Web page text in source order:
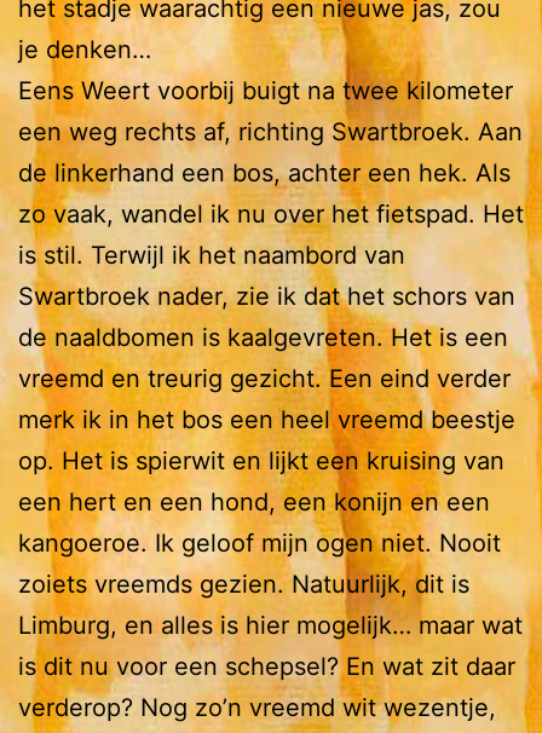
het stadje waarachtig een nieuwe jas, zou
je denken…
Eens Weert voorbij buigt na twee kilometer
een weg rechts af, richting Swartbroek. Aan
de linkerhand een bos, achter een hek. Als
zo vaak, wandel ik nu over het fietspad. Het
is stil. Terwijl ik het naambord van
Swartbroek nader, zie ik dat het schors van
de naaldbomen is kaalgevreten. Het is een
vreemd en treurig gezicht. Een eind verder
merk ik in het bos een heel vreemd beestje
op. Het is spierwit en lijkt een kruising van
een hert en een hond, een konijn en een
kangoeroe. Ik geloof mijn ogen niet. Nooit
zoiets vreemds gezien. Natuurlijk, dit is
Limburg, en alles is hier mogelijk… maar wat
is dit nu voor een schepsel? En wat zit daar
verderop? Nog zo’n vreemd wit wezentje,